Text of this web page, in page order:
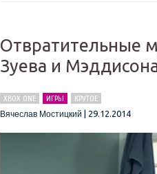
Отвратительные
Зуева и
XBOX ONE ИГРЫ
КРУТОЕ
Вячеслав Мостицкий
29.12.2014